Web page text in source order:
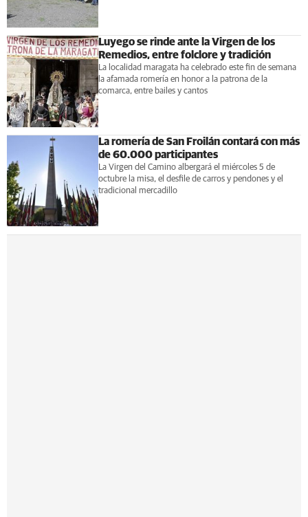
Luyego se rinde ante la Virgen de los
Remedios, entre folclore y tradición
La localidad maragata ha celebrado este fin de semana
la afamada romería en honor a la patrona de la
comarca, entre bailes y cantos
La romería de San Froilán contará con más
de 60.000 participantes
La Virgen del Camino albergará el miércoles 5 de
octubre la misa, el desfile de carros y pendones y el
tradicional mercadillo